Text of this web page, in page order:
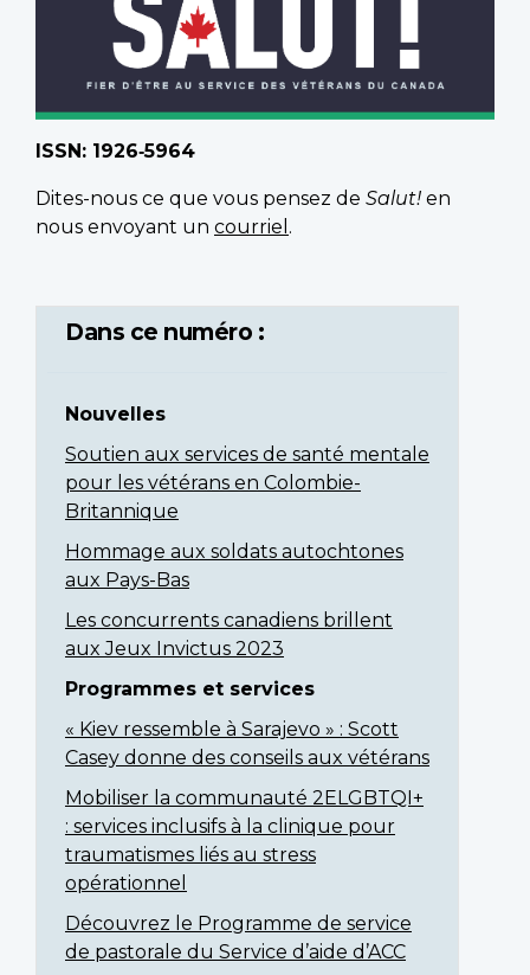
ISSN: 1926‑5964
Dites-nous ce que vous pensez de Salut! en
nous envoyant un courriel .
Dans ce numéro :
Nouvelles
Soutien aux services de santé mentale
pour les vétérans en Colombie-
Britannique
Hommage aux soldats autochtones
aux Pays-Bas
Les concurrents canadiens brillent
aux Jeux Invictus 2023
Programmes et services
« Kiev ressemble à Sarajevo » : Scott
Casey donne des conseils aux vétérans
Mobiliser la communauté 2ELGBTQI+
: services inclusifs à la clinique pour
traumatismes liés au stress
opérationnel
Découvrez le Programme de service
de pastorale du Service d’aide d’ACC